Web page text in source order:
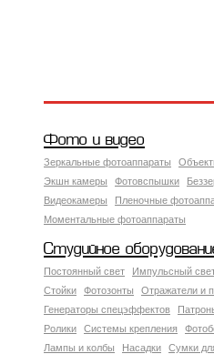
Фото и видео
Зеркальные фотоаппараты
Экшн камеры
Фотовспышки
Видеокамеры
Пленочные
Моментальные фотоаппараты
Студийное
Постоянный свет Импульсный
Стойки
Фотозонты Отражатели и
Генераторы спецэффектов
Ролики
Системы крепления
Лампы и колбы
Насадки
Сумки